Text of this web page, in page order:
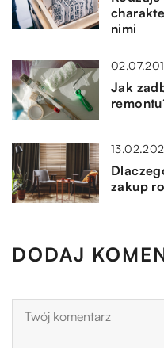
nimi
Jak
zakup
DODAJ